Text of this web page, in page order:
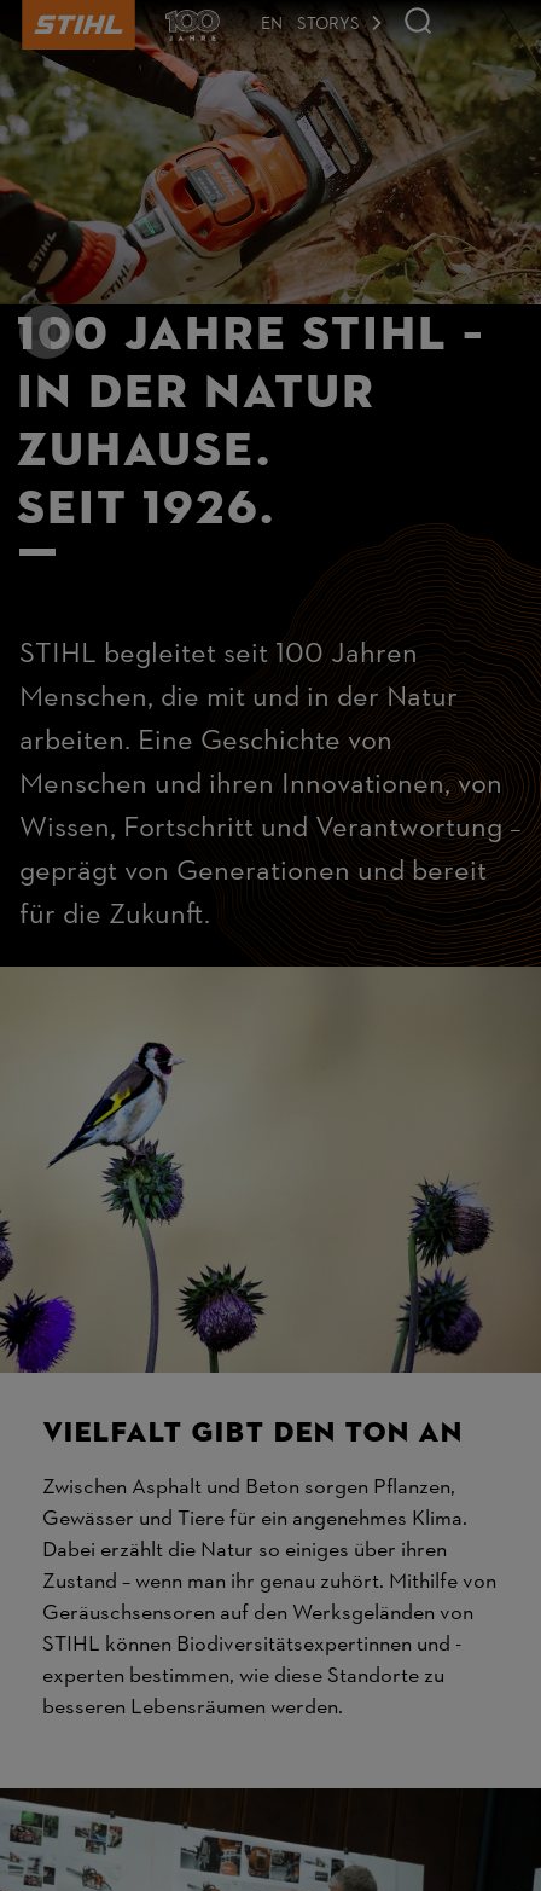
Seite
anspringen
EN STORYS
100 Jahre STIHL –
In der Natur
zuhause.
Seit 1926.
STIHL begleitet seit 100 Jahren
Menschen, die mit und in der Natur
arbeiten. Eine Geschichte von
Menschen und ihren Innovationen, von
Wissen, Fortschritt und Verantwortung –
geprägt von Generationen und bereit
für die Zukunft.
Vielfalt gibt den Ton an
Zwischen Asphalt und Beton sorgen Pflanzen,
Gewässer und Tiere für ein angenehmes Klima.
Dabei erzählt die Natur so einiges über ihren
Zustand – wenn man ihr genau zuhört. Mithilfe von
Geräuschsensoren auf den Werksgeländen von
STIHL können Biodiversitätsexpertinnen und -
experten bestimmen, wie diese Standorte zu
besseren Lebensräumen werden.